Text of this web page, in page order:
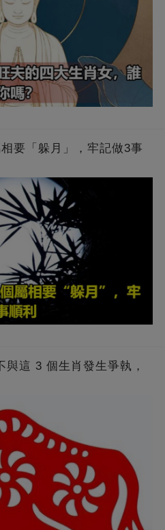
要「躲月」，牢記做3事
這 3 個生肖發生爭執，